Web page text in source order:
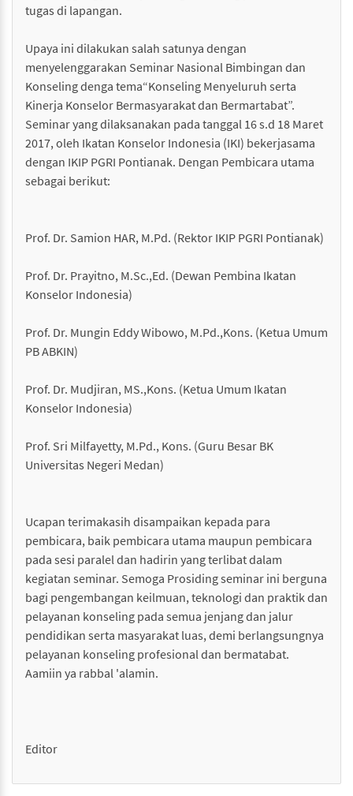
tugas di lapangan.
Upaya ini dilakukan salah satunya dengan
menyelenggarakan Seminar Nasional Bimbingan dan
Konseling denga tema“Konseling Menyeluruh serta
Kinerja Konselor Bermasyarakat dan Bermartabat”.
Seminar yang dilaksanakan pada tanggal 16 s.d 18 Maret
2017, oleh Ikatan Konselor Indonesia (IKI) bekerjasama
dengan IKIP PGRI Pontianak. Dengan Pembicara utama
sebagai berikut:
Prof. Dr. Samion HAR, M.Pd. (Rektor IKIP PGRI Pontianak)
Prof. Dr. Prayitno, M.Sc.,Ed. (Dewan Pembina Ikatan
Konselor Indonesia)
Prof. Dr. Mungin Eddy Wibowo, M.Pd.,Kons. (Ketua Umum
PB ABKIN)
Prof. Dr. Mudjiran, MS.,Kons. (Ketua Umum Ikatan
Konselor Indonesia)
Prof. Sri Milfayetty, M.Pd., Kons. (Guru Besar BK
Universitas Negeri Medan)
Ucapan terimakasih disampaikan kepada para
pembicara, baik pembicara utama maupun pembicara
pada sesi paralel dan hadirin yang terlibat dalam
kegiatan seminar. Semoga Prosiding seminar ini berguna
bagi pengembangan keilmuan, teknologi dan praktik dan
pelayanan konseling pada semua jenjang dan jalur
pendidikan serta masyarakat luas, demi berlangsungnya
pelayanan konseling profesional dan bermatabat.
Aamiin ya rabbal 'alamin.
Editor